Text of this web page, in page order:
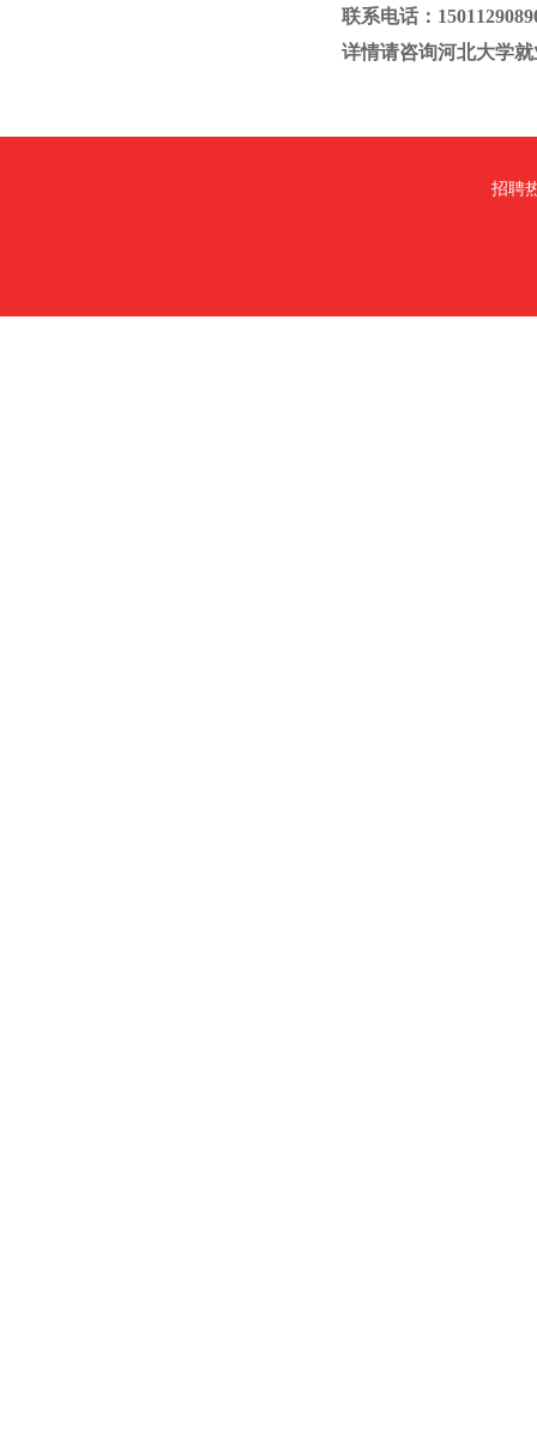
联系电话： 1501129089
详情请咨询河北大学
招聘